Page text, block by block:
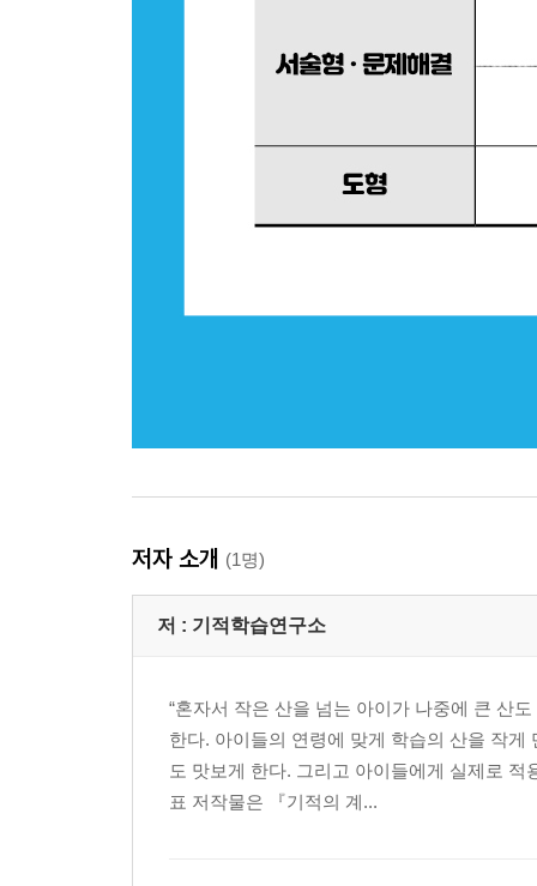
저자 소개 (1명)
저 : 기적학습연구소
“혼자서 작은 산을 넘는 아이가 나중에 큰 산
한다. 아이들의 연령에 맞게 학습의 산을 작
도 맛보게 한다. 그리고 아이들에게 실제로
표 저작물은 『기적의 계...